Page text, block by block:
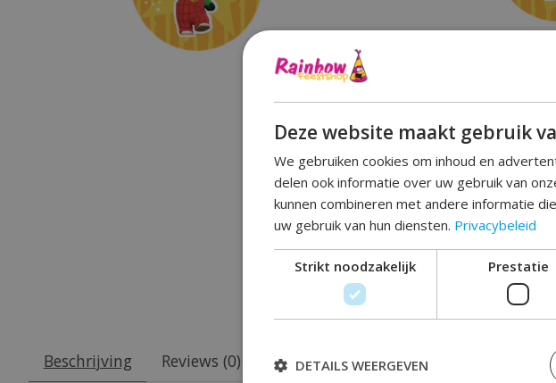
Beschrijving Reviews (0)
Deze website maakt gebruik
We gebruiken cookies om inhoud en
delen ook informatie over uw gebruik van
kunnen combineren met andere informatie
uw gebruik van hun diensten. Privacybeleid
Strikt noodzakelijk Prestatie
DETAILS WEERGEVEN